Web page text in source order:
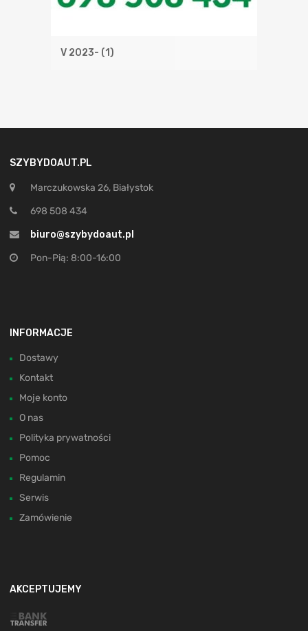
V 2023- (1)
SZYBYDOAUT.PL
Marczukowska 26, Białystok
698 508 434
biuro@szybydoaut.pl
Pon-Pią: 8:00-16:00
INFORMACJE
Dostawy
Kontakt
Moje konto
O nas
Polityka prywatności
Pomoc
Regulamin
Serwis
Zamówienie
AKCEPTUJEMY